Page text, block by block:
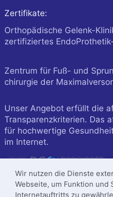
Zertifikate:
Orthopädische Gelenk-
zertifiziertes
Zentrum für Fuß- und
chirurgie der
Unser Angebot erfüllt die
Transparenzkriterien. Das
für hochwertige
im Internet.
Wir nutzen die Dienste
Webseite, um Funktion und
Internetauftritts zu